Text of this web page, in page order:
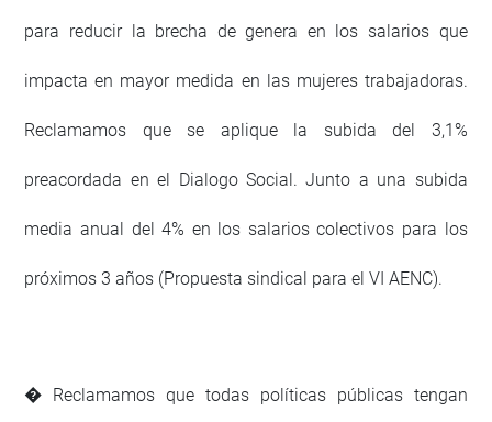
para reducir la brecha de genera en los salarios que
impacta en mayor medida en las mujeres trabajadoras.
Reclamamos que se aplique la subida del 3,1%
preacordada en el Dialogo Social. Junto a una subida
media anual del 4% en los salarios colectivos para los
próximos 3 años (Propuesta sindical para el VI AENC).
� Reclamamos que todas políticas públicas tengan